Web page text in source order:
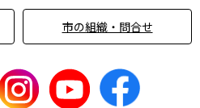
市の組織・問合せ